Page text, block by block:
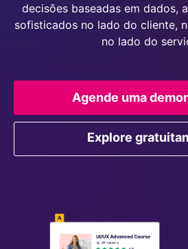
decisões baseadas em dados,
sofisticados no lado do cliente,
no lado do
Explore
Agende uma